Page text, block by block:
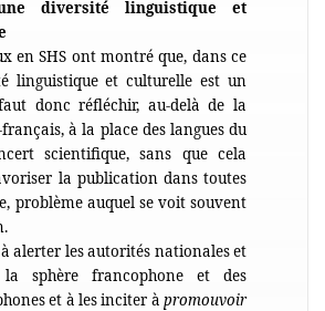
diversité linguistique et
en SHS ont montré que, dans ce
linguistique et culturelle est un
donc réfléchir, au-delà de la
à la place des langues du
scientifique, sans que cela
la publication dans toutes
problème auquel se voit souvent
alerter les autorités nationales et
sphère francophone et des
et à les inciter à promouvoir